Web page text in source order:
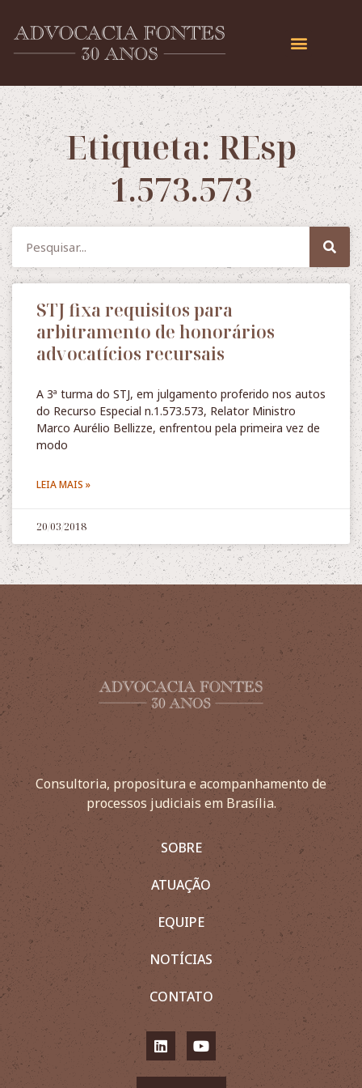
Etiqueta: REsp
1.573.573
STJ fixa requisitos para
arbitramento de honorários
advocatícios recursais
A 3ª turma do STJ, em julgamento proferido nos autos
do Recurso Especial n.1.573.573, Relator Ministro
Marco Aurélio Bellizze, enfrentou pela primeira vez de
modo
LEIA MAIS »
20/03/2018
Consultoria, propositura e acompanhamento de
processos judiciais em Brasília.
SOBRE
ATUAÇÃO
EQUIPE
NOTÍCIAS
CONTATO